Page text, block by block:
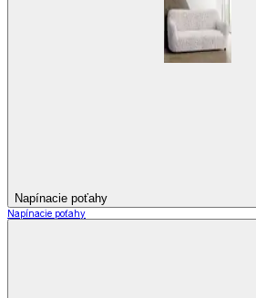
Napínacie poťahy
Napínacie poťahy